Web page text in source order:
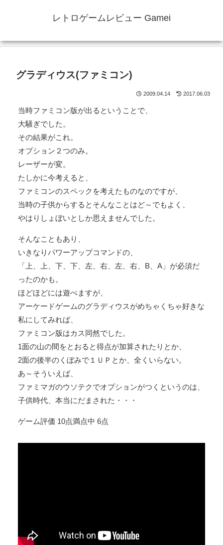
レトロゲームレビュー Gamei
グラディウス(ファミコン)
2009.04.14 2017.06.03
当時ファミコン版が出るということで、
大騒ぎでした。
その結果がこれ。
オプション２つのみ。
レーザーが変。
たしかに今考えると、
ファミコンのスペックを考えたものなのですが、
当時の子供からするとそんなことはど～でもよく、
やはりしょぼいとしか思えませんでした。
そんなこともあり、
いきなりパワーアップコマンドの、
「上、上、下、下、左、右、左、右、B、A」が必須だ
ったのかも。
ほどほどには遊べますが、
アーケードゲームのグラディウスがめちゃくちゃ好きな
私にしてみれば、
ファミコン版はカス同然でした。
1面の山の間をとおると得点が加算されたりとか、
2面の後半のくぼみで１ＵＰとか、全くいらない。
あ～そういえば、
ファミマガのウソテクでオプションがつくというのは、
子供時代、本当にだまされた・・・
ゲーム評価 10点満点中 6点